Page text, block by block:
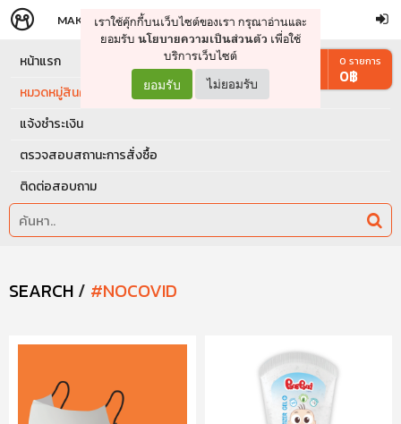
จัดการรถเข็น ดำเนินการต่อ
MAKERS STORE
เราใช้คุ๊กกี้บนเว็บไซต์ของเรา กรุณาอ่านและ
ยอมรับ นโยบายความเป็นส่วนตัว เพื่อใช้
บริการเว็บไซต์
ยอมรับ ไม่ยอมรับ
หน้าแรก
หมวดหมู่สินค้า
แจ้งชำระเงิน
ตรวจสอบสถานะการสั่งซื้อ
ติดต่อสอบถาม
0 รายการ
0฿
SEARCH / #NOCOVID